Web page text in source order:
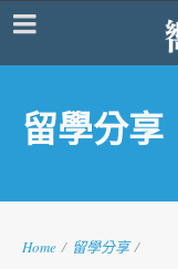
留學分享
Home / 留學分享 /